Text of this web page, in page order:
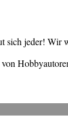
jeder! Wir